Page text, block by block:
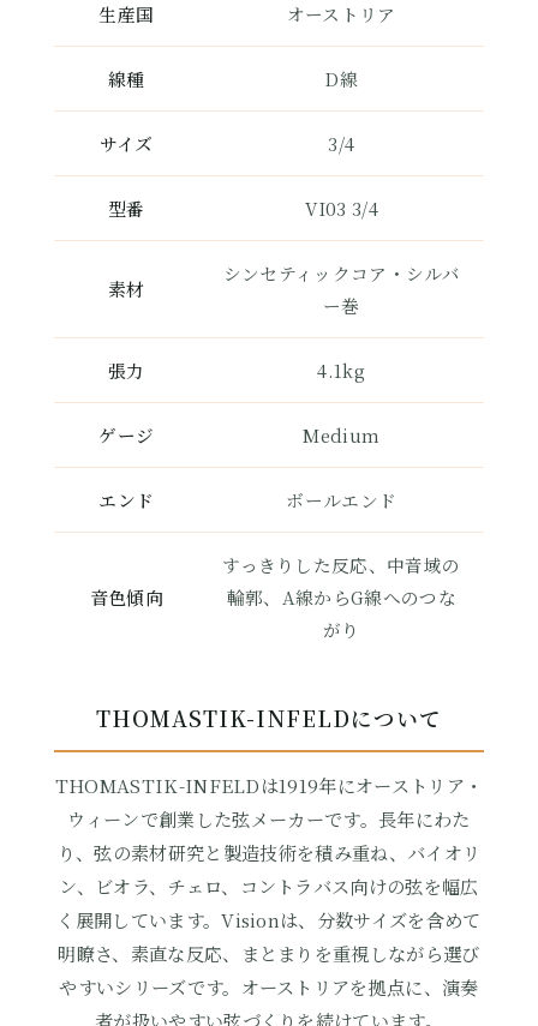
生産国 オーストリア
線種 D線
サイズ 3/4
型番 VI03 3/4
素材
シンセティックコア・シルバ
ー巻
張力 4.1kg
ゲージ Medium
エンド ボールエンド
音色傾向
すっきりした反応、中音域の
輪郭、A線からG線へのつな
がり
THOMASTIK-INFELDについて
THOMASTIK-INFELDは1919年にオーストリア・
ウィーンで創業した弦メーカーです。長年にわた
り、弦の素材研究と製造技術を積み重ね、バイオリ
ン、ビオラ、チェロ、コントラバス向けの弦を幅広
く展開しています。Visionは、分数サイズを含めて
明瞭さ、素直な反応、まとまりを重視しながら選び
やすいシリーズです。オーストリアを拠点に、演奏
者が扱いやすい弦づくりを続けています。